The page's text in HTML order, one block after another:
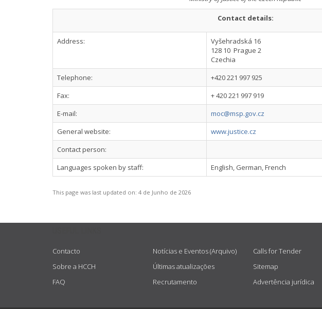
Contact details:
Address:
Vyšehradská 16
128 10 Prague 2
Czechia
Telephone:
+420 221 997 925
Fax:
+ 420 221 997 919
E-mail:
moc@msp.gov.cz
General website:
www.justice.cz
Contact person:
Languages spoken by staff:
English, German, French
This page was last updated on: 4 de Junho de 2026
Contacto
Sobre a HCCH
FAQ
Notícias e Eventos (Arquivo)
Últimas atualizações
Recrutamento
Calls for Tender
Sitemap
Advertência jurídica